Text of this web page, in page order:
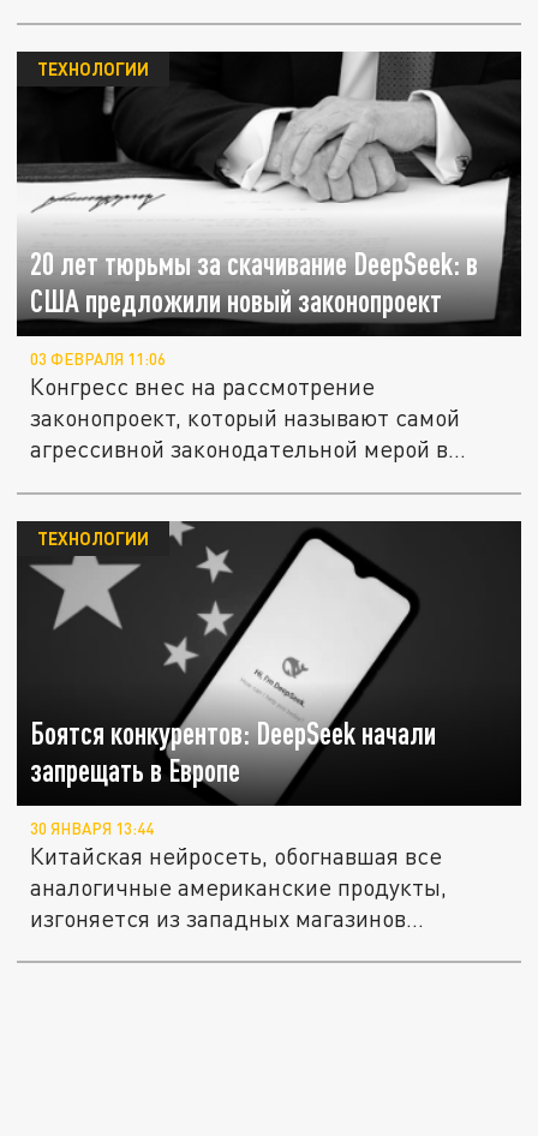
20 лет тюрьмы за скачивание DeepSeek: в
США предложили новый законопроект
ТЕХНОЛОГИИ
03 ФЕВРАЛЯ 11:06
Конгресс внес на рассмотрение
законопроект, который называют самой
агрессивной законодательной мерой в...
Боятся конкурентов: DeepSeek начали
запрещать в Европе
ТЕХНОЛОГИИ
30 ЯНВАРЯ 13:44
Китайская нейросеть, обогнавшая все
аналогичные американские продукты,
изгоняется из западных магазинов...